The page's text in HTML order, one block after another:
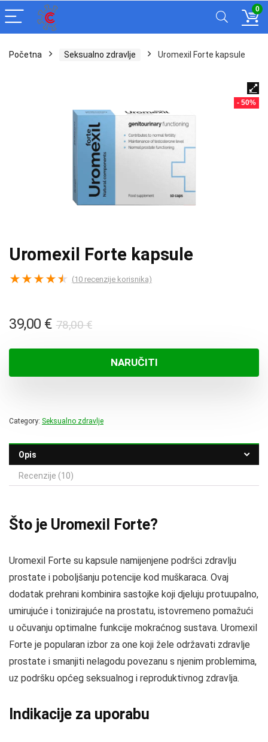
0
Početna Seksualno zdravlje Uromexil Forte kapsule
- 50%
Uromexil Forte kapsule
★★★★★ (10 recenzije korisnika)
78,00€Izvorna
bila
je:
39,00 €
Trenutna
39,00 €.
NARUČITI
Category: Seksualno zdravlje
Opis
Recenzije (10)
Što je Uromexil Forte?
Uromexil Forte su kapsule namijenjene podršci zdravlju
prostate i poboljšanju potencije kod muškaraca. Ovaj
dodatak prehrani kombinira sastojke koji djeluju protuupalno,
umirujuće i tonizirajuće na prostatu, istovremeno pomažući
u očuvanju optimalne funkcije mokraćnog sustava. Uromexil
Forte je popularan izbor za one koji žele održavati zdravlje
prostate i smanjiti nelagodu povezanu s njenim problemima,
uz podršku općeg seksualnog i reproduktivnog zdravlja.
Indikacije za uporabu